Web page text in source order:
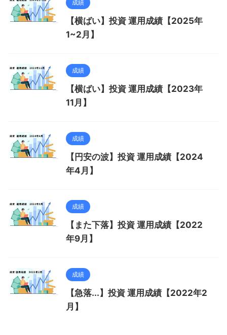
成績
【横ばい】投資 運用成績【2025年
1~2月】
成績
【横ばい】投資 運用成績【2023年
11月】
成績
【円安の波】投資 運用成績【2024
年4月】
成績
【また下落】投資 運用成績【2022
年9月】
成績
【急落...】投資 運用成績【2022年2
月】